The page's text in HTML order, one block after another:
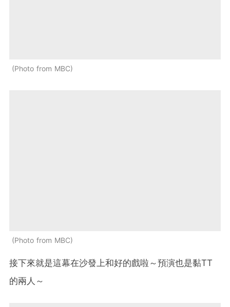
Photo from MBC
Photo from MBC
接下來就是這幕在沙發上和好的戲啦～預演也是黏TT
的兩人～